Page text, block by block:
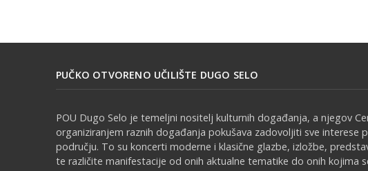
PUČKO OTVORENO UČILIŠTE DUGO SELO
POU Dugo Selo je temeljni nositelj kulturnih događanja, a njegov
organiziranjem raznih događanja pokušava zadovoljiti sve interese
području. To su koncerti moderne i klasične glazbe, izložbe,
te različite manifestacije od onih aktualne tematike do onih kojima